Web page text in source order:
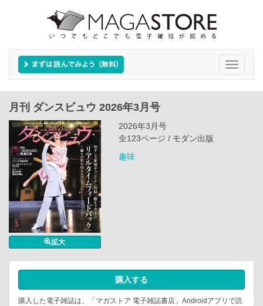
Toggle
月刊 ダンスビュウ 2026年3月号
拡大
2026年3月号
全123ページ / モダン出版
趣味
購入する
購入した電子雑誌は、「マガストア 電子雑誌書店」Androidアプリで読